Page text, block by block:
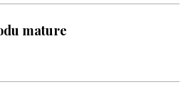
mature